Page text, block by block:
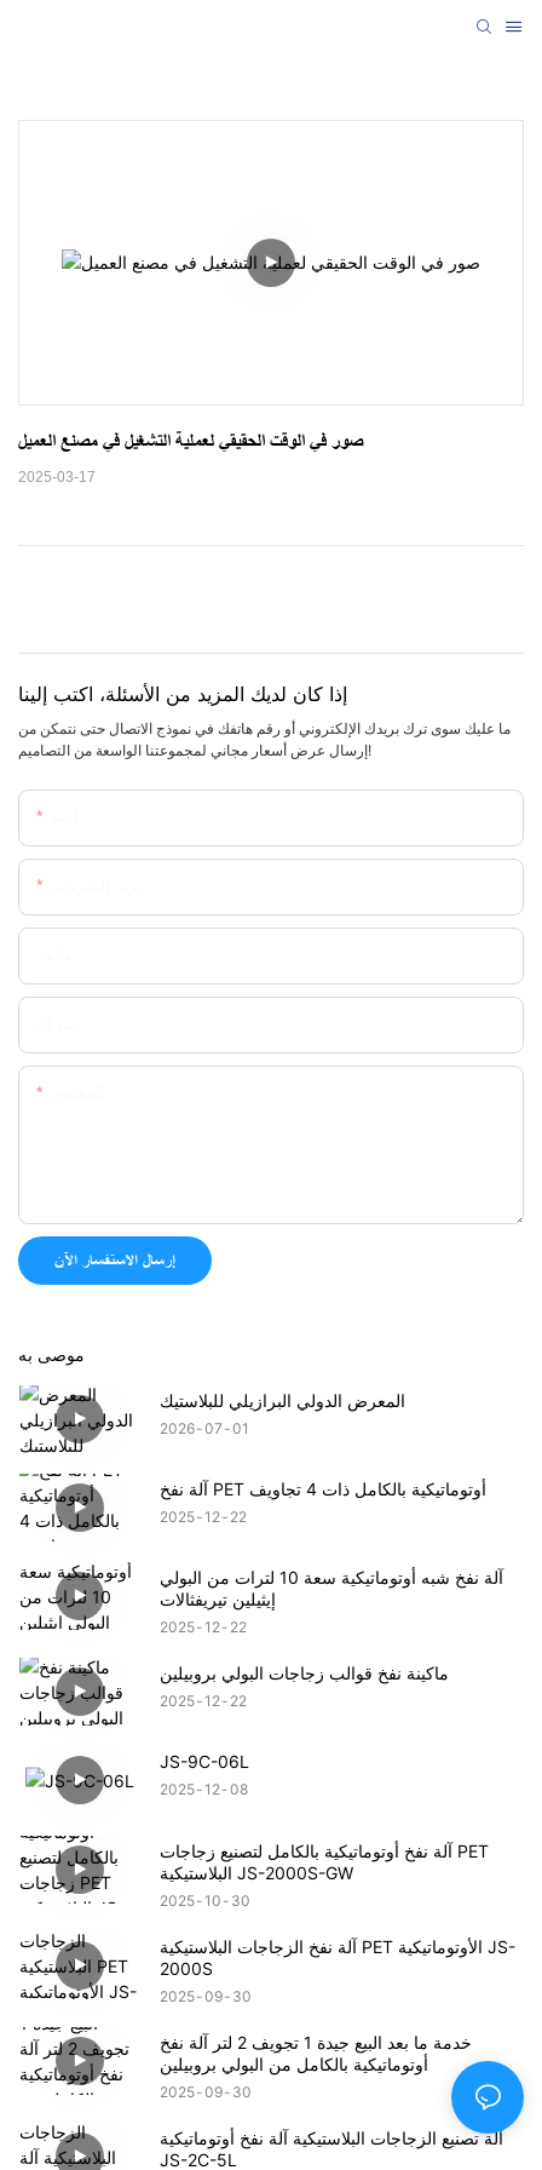
صور في الوقت الحقيقي لعملية التشغيل في مصنع العميل
2025-03-17
إذا كان لديك المزيد من الأسئلة، اكتب إلينا
ما عليك سوى ترك بريدك الإلكتروني أو رقم هاتفك في نموذج الاتصال حتى نتمكن من
إرسال عرض أسعار مجاني لمجموعتنا الواسعة من التصاميم!
إرسال الاستفسار الآن
موصى به
المعرض الدولي البرازيلي للبلاستيك
2026 07 01
آلة نفخ PET أوتوماتيكية بالكامل ذات 4 تجاويف
2025 12 22
آلة نفخ شبه أوتوماتيكية سعة 10 لترات من البولي
إيثيلين تيريفثالات
2025 12 22
ماكينة نفخ قوالب زجاجات البولي بروبيلين
2025 12 22
JS-9C-06L
2025 12 08
آلة نفخ أوتوماتيكية بالكامل لتصنيع زجاجات PET
البلاستيكية JS-2000S-GW
2025 10 30
آلة نفخ الزجاجات البلاستيكية PET الأوتوماتيكية JS-
2000S
2025 09 30
خدمة ما بعد البيع جيدة 1 تجويف 2 لتر آلة نفخ
أوتوماتيكية بالكامل من البولي بروبيلين
2025 09 30
آلة تصنيع الزجاجات البلاستيكية آلة نفخ أوتوماتيكية
JS-2C-5L